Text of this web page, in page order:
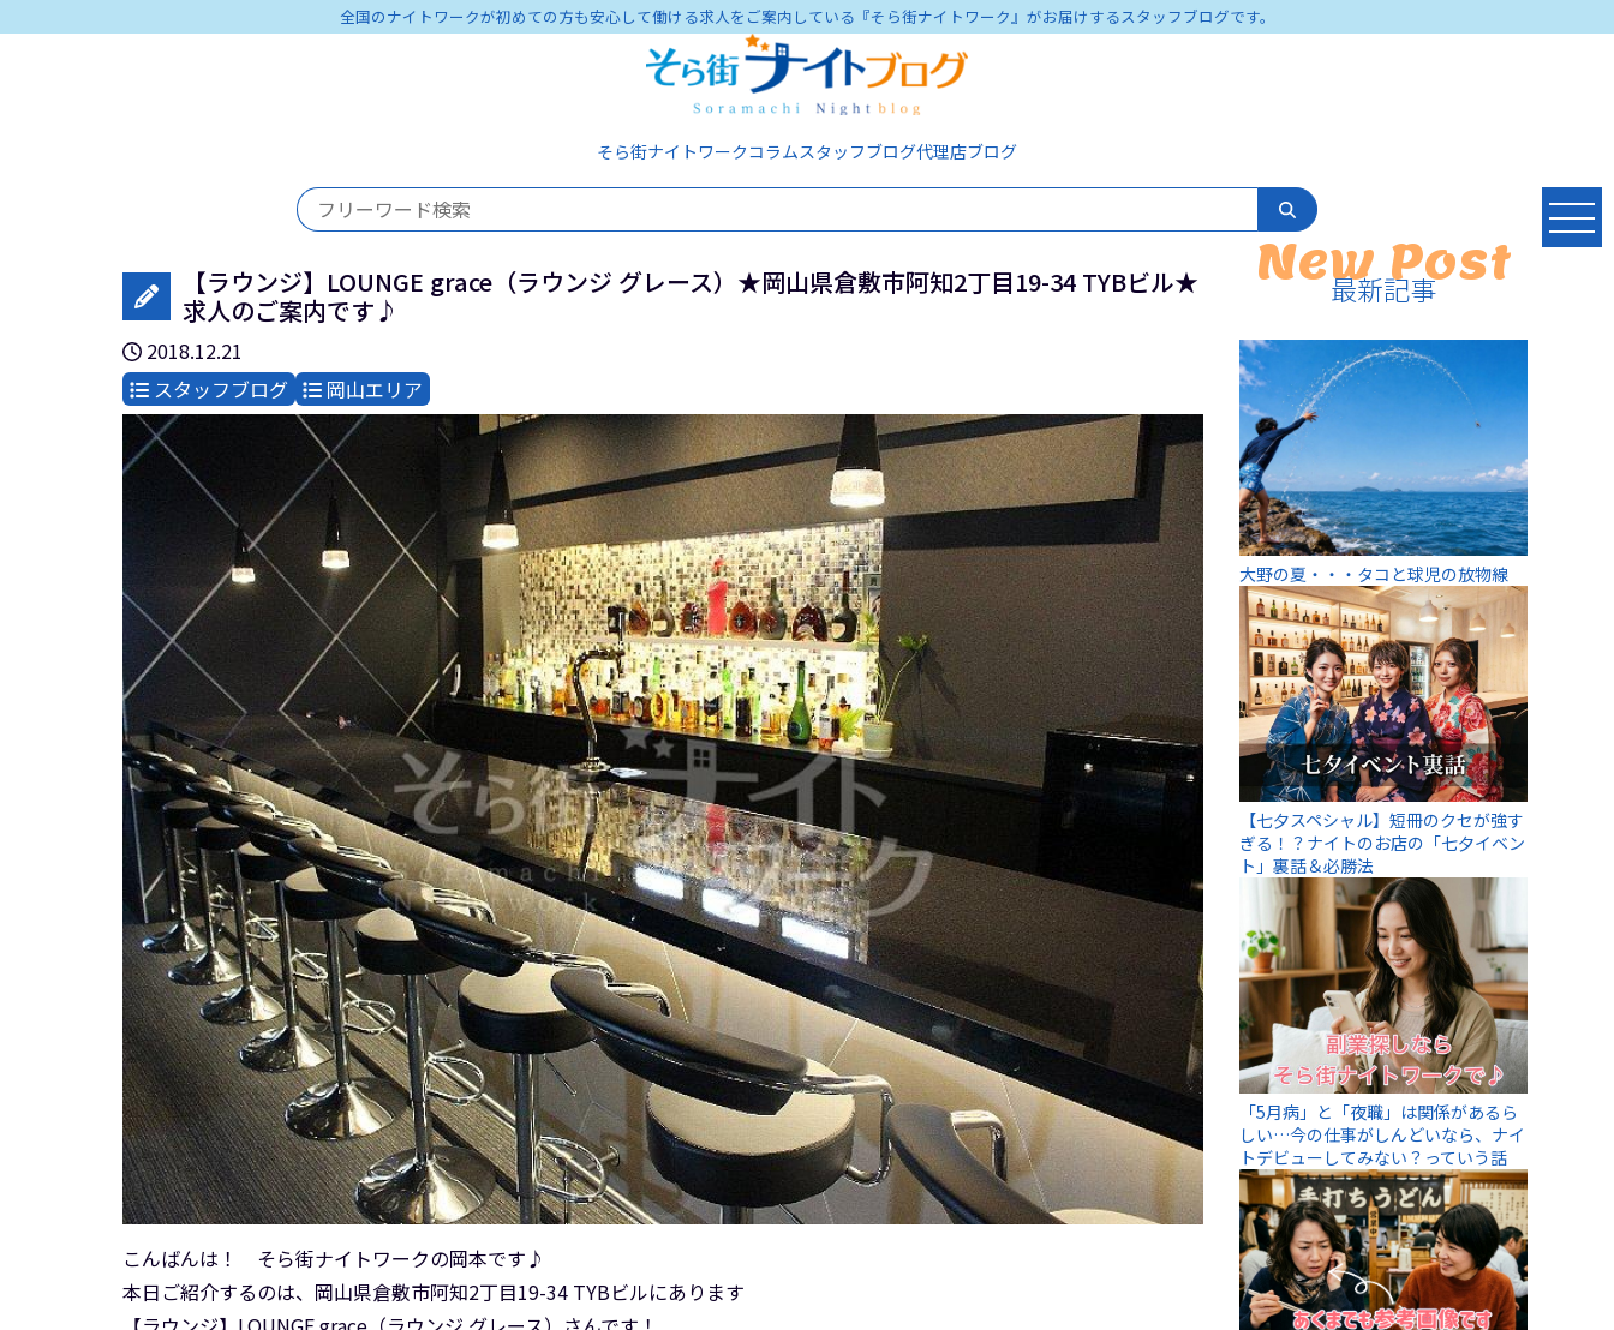
全国のナイトワークが初めての方も安心して働ける求人をご案内している『そら街ナイトワーク』がお届けするスタッフブログです。
そら街ナイトワークコラムスタッフブログ代理店ブログ
【ラウンジ】LOUNGE grace（ラウンジ グレース）★岡山県倉敷市阿知2丁目19-34 TYBビル★
求人のご案内です♪
2018.12.21
スタッフブログ
岡山エリア
こんばんは！ そら街ナイトワークの岡本です♪
本日ご紹介するのは、岡山県倉敷市阿知2丁目19-34 TYBビルにあります
New Post
最新記事
大野の夏・・・タコと球児の放物線
【七夕スペシャル】短冊のクセが強す
ぎる！？ナイトのお店の「七夕イベン
ト」裏話＆必勝法
「5月病」と「夜職」は関係があるら
しい…今の仕事がしんどいなら、ナイ
トデビューしてみない？っていう話